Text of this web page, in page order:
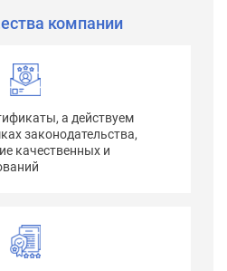
компании
а действуем
законодательства,
качественных и